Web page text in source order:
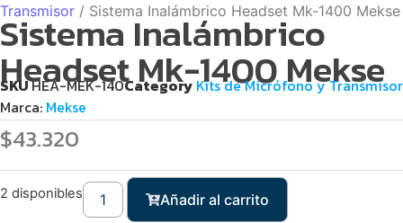
Transmisor / Sistema Inalámbrico Headset Mk-1400 Mekse
Sistema Inalámbrico
Headset Mk-1400 Mekse
SKUHEA-MEK-140Category Kits de Micrófono y Transmisor
Marca: Mekse
$43.320
2 disponibles Añadir al carrito